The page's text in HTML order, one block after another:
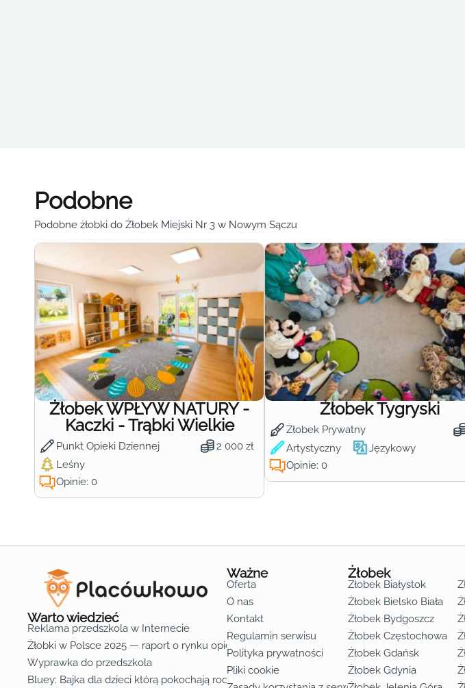
Podobne
Podobne żłobki do Żłobek Miejski Nr 3 w Nowym Sączu
Żłobek WPŁYW NATURY -
Kaczki - Trąbki Wielkie
Punkt Opieki Dziennej 2 000 zł
Leśny
Opinie: 0
Żłobek Tygryski
Żłobek Prywatny
Artystyczny Językowy
Opinie: 0
Warto wiedzieć
Reklama przedszkola w Internecie
Żłobki w Polsce 2025 — raport o rynku opieki nad dziećmi do lat 3
Wyprawka do przedszkola
Bluey: Bajka dla dzieci którą pokochają rodzice
Ważne
Oferta
O nas
Kontakt
Regulamin serwisu
Polityka prywatności
Pliki cookie
Żłobek
Żłobek Białystok
Żłobek Bielsko Biała
Żłobek Bydgoszcz
Żłobek Częstochowa
Żłobek Gdańsk
Żłobek Gdynia